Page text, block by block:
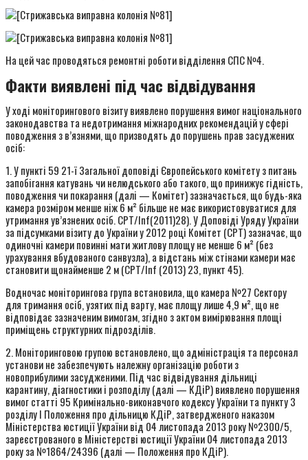
На цей час проводяться ремонтні роботи відділення СПС №4.
Факти виявлені під час відвідування
У ході моніторингового візиту виявлено порушення вимог національного
законодавства та недотримання міжнародних рекомендацій у сфері
поводження з в’язнями, що призводять до порушень прав засуджених
осіб:
1. У пункті 59 21-ї Загальної доповіді Європейського комітету з питань
запобігання катувань чи нелюдського або такого, що принижує гідність,
поводження чи покарання (далі — Комітет) зазначається, що будь-яка
камера розміром менше ніж 6 м² більше не має використовуватися для
утримання ув’язнених осіб. CPT/Inf(2011)28). У Доповіді Уряду України
за підсумками візиту до України у 2012 році Комітет (CPT) зазначає, що
одиночні камери повинні мати житлову площу не менше 6 м² (без
урахування вбудованого санвузла), а відстань між стінами камери має
становити щонайменше 2 м (CPT/Inf (2013) 23, пункт 45).
Водночас моніторингова група встановила, що камера №27 Сектору
для тримання осіб, узятих під варту, має площу лише 4,9 м², що не
відповідає зазначеним вимогам, згідно з актом вимірювання площі
приміщень структурних підрозділів.
2. Моніторинговою групою встановлено, що адміністрація та персонал
установи не забезпечують належну організацію роботи з
новоприбулими засудженими. Під час відвідування дільниці
карантину, діагностики і розподілу (далі — КДіР) виявлено порушення
вимог статті 95 Кримінально-виконавчого кодексу України та пункту 3
розділу I Положення про дільницю КДіР, затвердженого наказом
Міністерства юстиції України від 04 листопада 2013 року №2300/5,
зареєстрованого в Міністерстві юстиції України 04 листопада 2013
року за №1864/24396 (далі — Положення про КДіР).